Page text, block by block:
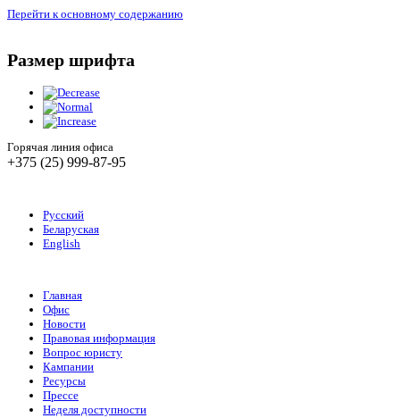
Перейти к основному содержанию
Размер шрифта
Горячая линия офиса
+375 (25) 999-87-95
Русский
Беларуская
English
Главная
Офис
Новости
Правовая информация
Вопрос юристу
Кампании
Ресурсы
Прессе
Неделя доступности